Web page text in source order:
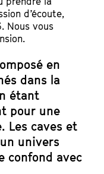
d’écoute,
Nous vous
en
dans la
étant
pour une
Les caves et
univers
confond avec